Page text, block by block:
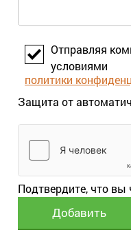
Отправляя
условиями
политики
Защита от
Подтвердите, что вы